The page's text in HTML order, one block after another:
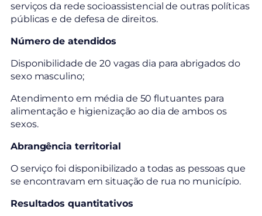
serviços da rede socioassistencial de outras políticas
públicas e de defesa de direitos.
Número de atendidos
Disponibilidade de 20 vagas dia para abrigados do
sexo masculino;
Atendimento em média de 50 flutuantes para
alimentação e higienização ao dia de ambos os
sexos.
Abrangência territorial
O serviço foi disponibilizado a todas as pessoas que
se encontravam em situação de rua no município.
Resultados quantitativos